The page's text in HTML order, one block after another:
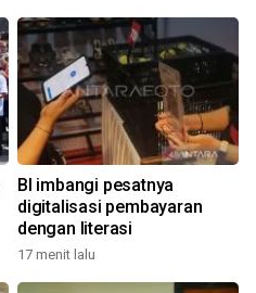
BI imbangi pesatnya
digitalisasi pembayaran
dengan literasi
17 menit lalu